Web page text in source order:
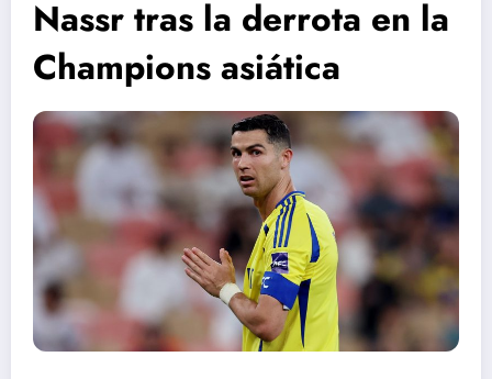
Nassr tras la derrota en la
Champions asiática